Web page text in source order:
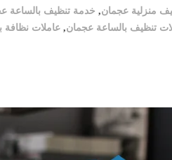
منزلية عجمان, خدمة تنظيف بالساعة
تنظيف بالساعة عجمان, عاملات نظافة